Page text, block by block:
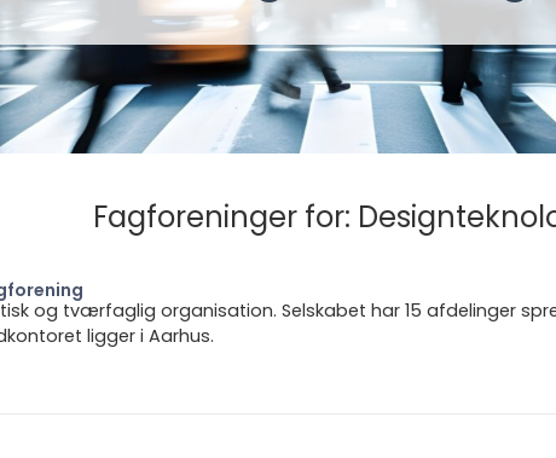
Fagforeninger for:
og tværfaglig organisation. Selskabet har 15 afdelinger
ligger i Aarhus.